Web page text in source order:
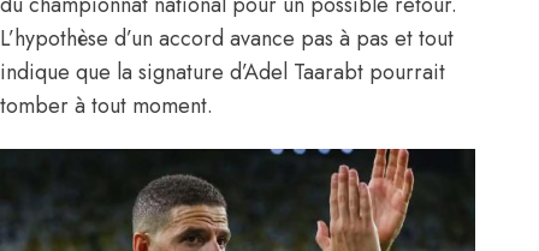
L’hypothèse d’un accord avance pas à pas et tout
indique que la signature d’Adel Taarabt pourrait
tomber à tout moment.